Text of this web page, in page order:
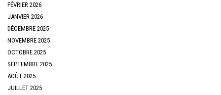
FÉVRIER 2026
JANVIER 2026
DÉCEMBRE 2025
NOVEMBRE 2025
OCTOBRE 2025
SEPTEMBRE 2025
AOÛT 2025
JUILLET 2025